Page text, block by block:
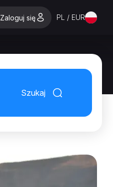
Zaloguj się PL / EUR
Szukaj